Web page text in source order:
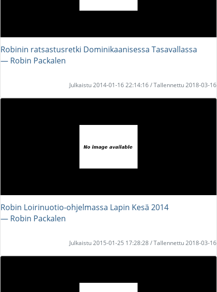
Robinin ratsastusretki Dominikaanisessa Tasavallassa
― Robin Packalen
Julkaistu 2014-01-16 22:14:16 / Tallennettu 2018-03-16
Robin Loirinuotio-ohjelmassa Lapin Kesä 2014
― Robin Packalen
Julkaistu 2015-01-25 17:28:28 / Tallennettu 2018-03-16